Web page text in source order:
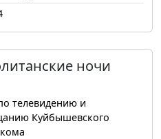
ночи
телевидению и
Куйбышевского